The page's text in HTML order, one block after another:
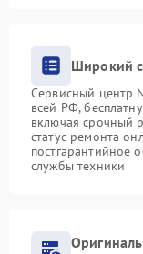
Широкий
Сервисный центр
всей РФ,
включая срочный
статус ремонта
постгарантийное
службы техники